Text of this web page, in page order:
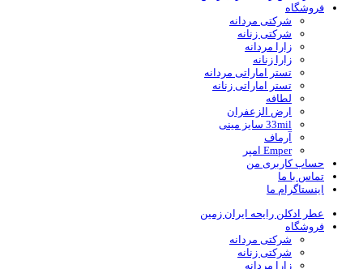
فروشگاه
شرکتی مردانه
شرکتی زنانه
زارا مردانه
زارا زنانه
تستر اماراتی مردانه
تستر اماراتی زنانه
لطافه
ارض الزعفران
33mil سایز مینی
آرماف
Emper امپر
حساب کاربری من
تماس با ما
اینستاگرام ما
عطر ادکلن رایحه ایران زمین
فروشگاه
شرکتی مردانه
شرکتی زنانه
زارا مردانه